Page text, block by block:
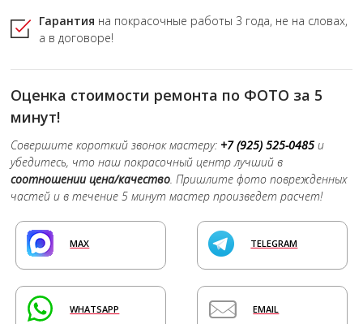
Гарантия на покрасочные работы 3 года, не на словах,
а в договоре!
Оценка стоимости ремонта по ФОТО за 5
минут!
Совершите короткий звонок мастеру: +7 (925) 525-0485 и
убедитесь, что наш покрасочный центр лучший в
соотношении цена/качество. Пришлите фото поврежденных
частей и в течение 5 минут мастер произведет расчет!
MAX TELEGRAM
WHATSAPP EMAIL